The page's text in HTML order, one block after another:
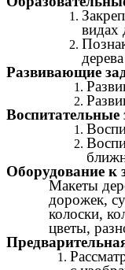
видах
Развивающие
Воспитательные
Оборудование к
Макеты
дорожек,
колоски,
цветы,